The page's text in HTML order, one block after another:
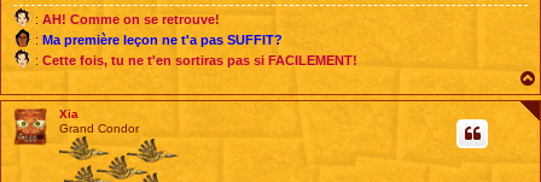
: AH! Comme on se retrouve!
: Ma première leçon ne t'a pas SUFFIT?
: Cette fois, tu ne t'en sortiras pas si FACILEMENT!
Xia
Grand Condor